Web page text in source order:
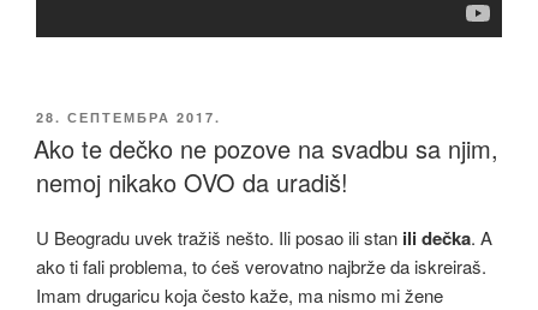
ОБЈАВЉЕНО
28. СЕПТЕМБРА 2017.
Ako te dečko ne pozove na svadbu sa njim,
nemoj nikako OVO da uradiš!
U Beogradu uvek tražiš nešto. Ili posao ili stan ili dečka. A
ako ti fali problema, to ćeš verovatno najbrže da iskreiraš.
Imam drugaricu koja često kaže, ma nismo mi žene